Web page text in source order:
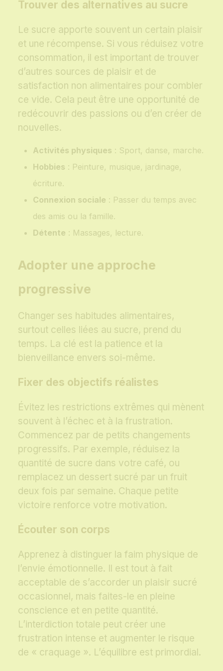
Trouver des alternatives au sucre
Le sucre apporte souvent un certain plaisir
et une récompense. Si vous réduisez votre
consommation, il est important de trouver
d’autres sources de plaisir et de
satisfaction non alimentaires pour combler
ce vide. Cela peut être une opportunité de
redécouvrir des passions ou d’en créer de
nouvelles.
Activités physiques : Sport, danse, marche.
Hobbies : Peinture, musique, jardinage,
écriture.
Connexion sociale : Passer du temps avec
des amis ou la famille.
Détente : Massages, lecture.
Adopter une approche
progressive
Changer ses habitudes alimentaires,
surtout celles liées au sucre, prend du
temps. La clé est la patience et la
bienveillance envers soi-même.
Fixer des objectifs réalistes
Évitez les restrictions extrêmes qui mènent
souvent à l’échec et à la frustration.
Commencez par de petits changements
progressifs. Par exemple, réduisez la
quantité de sucre dans votre café, ou
remplacez un dessert sucré par un fruit
deux fois par semaine. Chaque petite
victoire renforce votre motivation.
Écouter son corps
Apprenez à distinguer la faim physique de
l’envie émotionnelle. Il est tout à fait
acceptable de s’accorder un plaisir sucré
occasionnel, mais faites-le en pleine
conscience et en petite quantité.
L’interdiction totale peut créer une
frustration intense et augmenter le risque
de « craquage ». L’équilibre est primordial.